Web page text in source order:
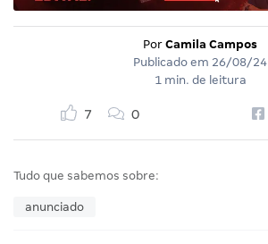
Por Camila Campos
Publicado em 26/08/24
1 min. de leitura
7 0
Tudo que sabemos sobre:
anunciado